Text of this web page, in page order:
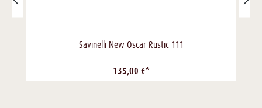
Savinelli New Oscar Rustic 111
135,00 €*